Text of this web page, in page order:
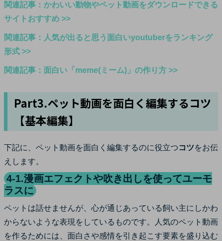
関連記事：かわいい動物やペット動画をダウンロードできる
サイトおすすめ >>
関連記事：人気が出ると思う面白いyoutuberをランキング
形式 >>
関連記事：面白い「meme(ミーム)」の作り方 >>
Part3.ペット動画を面白く編集するコツ
【基本編集】
下記に、ペット動画を面白く編集するのに役立つコツをお伝
えします。
4-1.漫画エフェクトや吹き出しを使ってユーモ
ラスに
ペットは話せませんが、心が通じあっている飼い主にしかわ
からないような表現をしているものです。人気のペット動画
を作るためには、面白さや感情を引き起こす要素を盛り込む